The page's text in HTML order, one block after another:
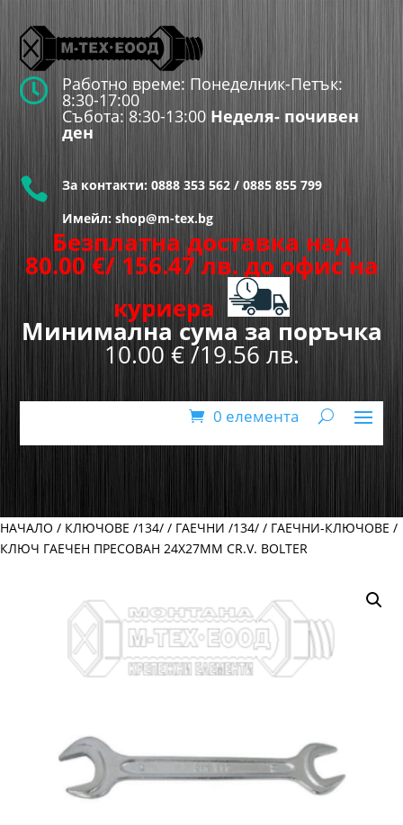
 Работно време: Понеделник-Петък:
8:30-17:00
Събота: 8:30-13:00 Неделя- почивен
ден
 За контакти: 0888 353 562 / 0885 855 799
Имейл: shop@m-tex.bg
Безплатна доставка над
80.00 €/ 156.47 лв. до офис на
куриера
Минимална сума за поръчка
10.00 € /19.56 лв.
0 елемента
НАЧАЛО / КЛЮЧОВЕ /134/ / ГАЕЧНИ /134/ / ГАЕЧНИ-КЛЮЧОВЕ /
КЛЮЧ ГАЕЧЕН ПРЕСОВАН 24Х27ММ CR.V. BOLTER